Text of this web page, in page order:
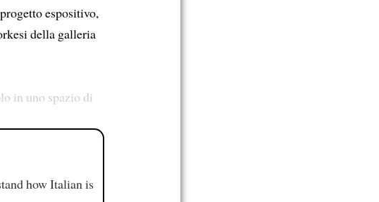
espositivo,
della galleria
in uno spazio di
how Italian is